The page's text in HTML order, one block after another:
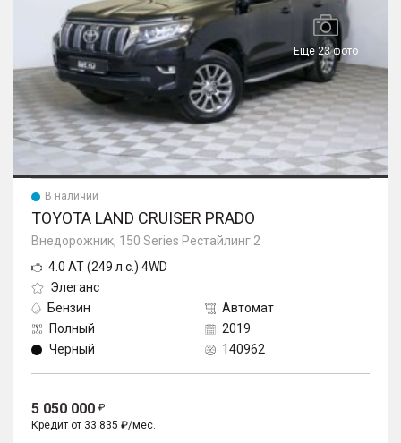
Еще 23 фото
В наличии
TOYOTA LAND CRUISER PRADO
Внедорожник, 150 Series Рестайлинг 2
4.0 AT (249 л.с.) 4WD
Элеганс
Бензин
Автомат
Полный
2019
Черный
140962
5 050 000
Кредит от 33 835 ₽/мес.